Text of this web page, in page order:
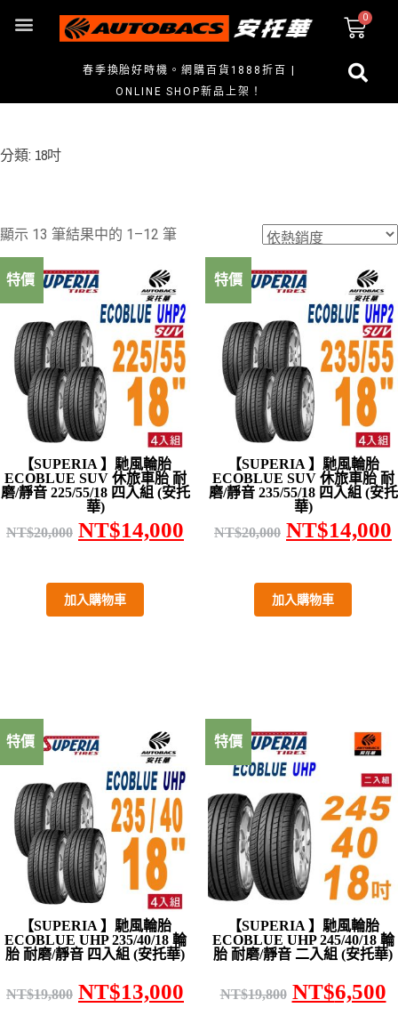
春季換胎好時機。網購百貨1888折百 |
ONLINE SHOP新品上架！
分類: 18吋
顯示 13 筆結果中的 1–12 筆
特價
【SUPERIA 】馳風輪胎
ECOBLUE SUV 休旅車胎 耐
磨/靜音 225/55/18 四入組 (安托
華)
NT$20,000 NT$14,000
加入購物車
特價
【SUPERIA 】馳風輪胎
ECOBLUE SUV 休旅車胎 耐
磨/靜音 235/55/18 四入組 (安托
華)
NT$20,000 NT$14,000
加入購物車
特價
【SUPERIA 】馳風輪胎
ECOBLUE UHP 235/40/18 輪
胎 耐磨/靜音 四入組 (安托華)
NT$19,800 NT$13,000
特價
【SUPERIA 】馳風輪胎
ECOBLUE UHP 245/40/18 輪
胎 耐磨/靜音 二入組 (安托華)
NT$19,800 NT$6,500